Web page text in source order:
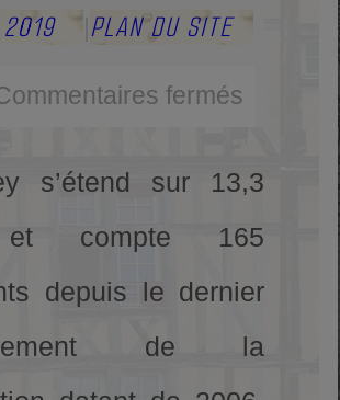
PLAN DU SITE
fermés
s’étend sur 13,3
compte 165
depuis le dernier
de la